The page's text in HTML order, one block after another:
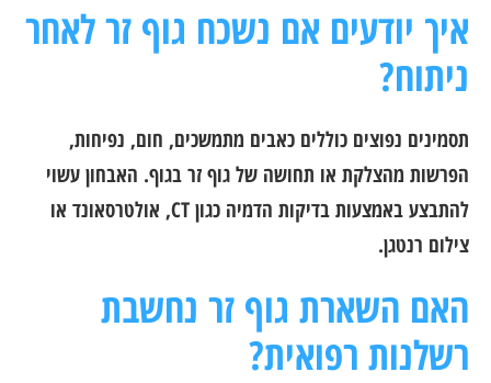
איך יודעים אם נשכח גוף זר לאחר
ניתוח?
תסמינים נפוצים כוללים כאבים מתמשכים, חום, נפיחות,
הפרשות מהצלקת או תחושה של גוף זר בגוף. האבחון עשוי
להתבצע באמצעות בדיקות הדמיה כגון CT, אולטרסאונד או
צילום רנטגן.
האם השארת גוף זר נחשבת
רשלנות רפואית?